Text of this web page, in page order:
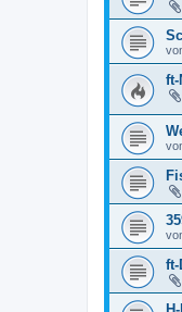
ft-
ft-